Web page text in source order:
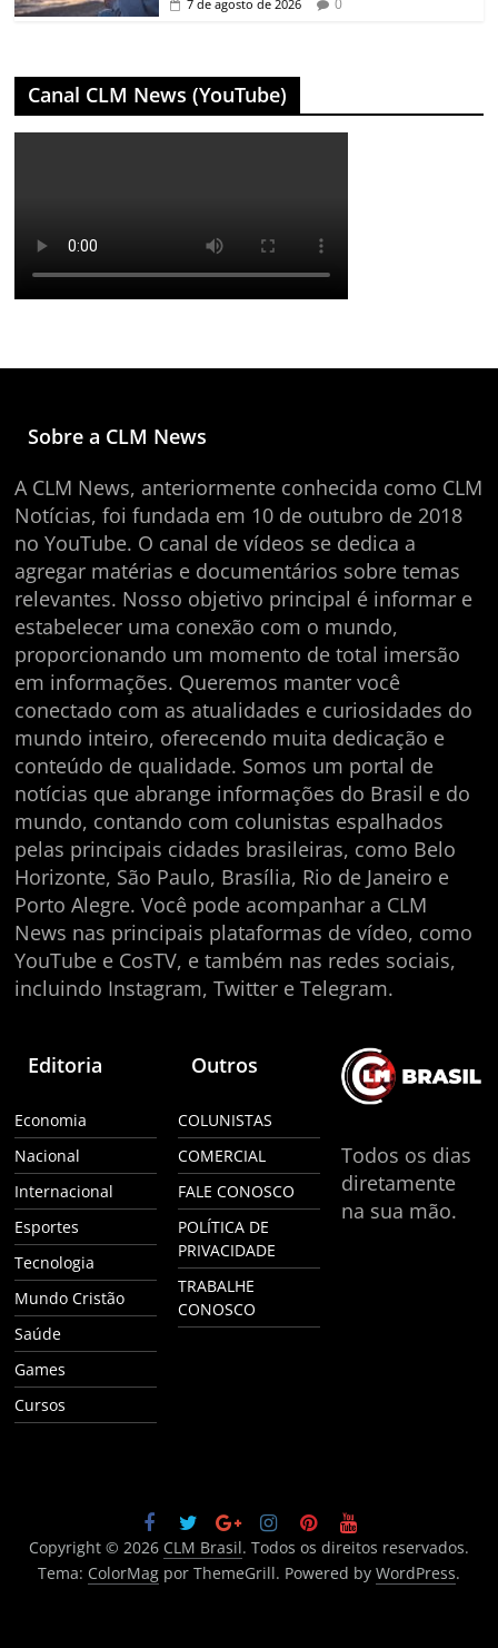
7 de agosto de 2026 0
Canal CLM News (YouTube)
Sobre a CLM News
A CLM News, anteriormente conhecida como CLM
Notícias, foi fundada em 10 de outubro de 2018
no YouTube. O canal de vídeos se dedica a
agregar matérias e documentários sobre temas
relevantes. Nosso objetivo principal é informar e
estabelecer uma conexão com o mundo,
proporcionando um momento de total imersão
em informações. Queremos manter você
conectado com as atualidades e curiosidades do
mundo inteiro, oferecendo muita dedicação e
conteúdo de qualidade. Somos um portal de
notícias que abrange informações do Brasil e do
mundo, contando com colunistas espalhados
pelas principais cidades brasileiras, como Belo
Horizonte, São Paulo, Brasília, Rio de Janeiro e
Porto Alegre. Você pode acompanhar a CLM
News nas principais plataformas de vídeo, como
YouTube e CosTV, e também nas redes sociais,
incluindo Instagram, Twitter e Telegram.
Editoria
Economia
Nacional
Internacional
Esportes
Tecnologia
Mundo Cristão
Saúde
Games
Cursos
Outros
COLUNISTAS
COMERCIAL
FALE CONOSCO
POLÍTICA DE
PRIVACIDADE
TRABALHE
CONOSCO
Todos os dias
diretamente
na sua mão.
Copyright © 2026 CLM Brasil. Todos os direitos reservados.
Tema: ColorMagpor ThemeGrill. Powered by WordPress.